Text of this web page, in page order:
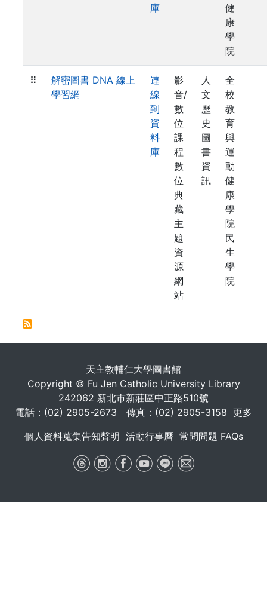
庫
健
康
學
院
⠿
解密圖書 DNA 線上
學習網
連
線
到
資
料
庫
影
音/
數
位
課
程
數
位
典
藏
主
題
資
源
網
站
人
文
歷
史
圖
書
資
訊
全
校
教
育
與
運
動
健
康
學
院
民
生
學
院
天主教輔仁大學圖書館
Copyright © Fu Jen Catholic University Library
242062 新北市新莊區中正路510號
電話：(02) 2905-2673 傳真：(02) 2905-3158 更多
個人資料蒐集告知聲明 活動行事曆 常問問題 FAQs